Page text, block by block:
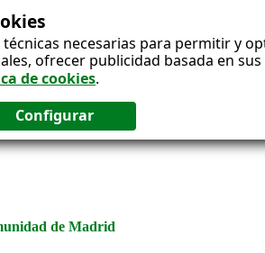
técnicas necesarias para permitir y
ofrecer publicidad basada en
de cookies.
de Madrid